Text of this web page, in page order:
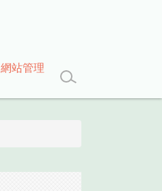
網站管理